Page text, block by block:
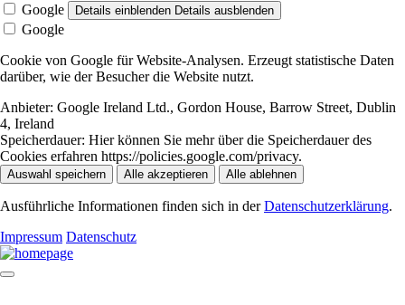
Google
Details einblenden Details ausblenden
Google
Cookie von Google für Website-Analysen. Erzeugt statistische Daten
darüber, wie der Besucher die Website nutzt.
Anbieter: Google Ireland Ltd., Gordon House, Barrow Street, Dublin
4, Ireland
Speicherdauer: Hier können Sie mehr über die Speicherdauer des
Cookies erfahren https://policies.google.com/privacy.
Auswahl speichern Alle akzeptieren Alle ablehnen
Ausführliche Informationen finden sich in derDatenschutzerklärung.
Impressum Datenschutz